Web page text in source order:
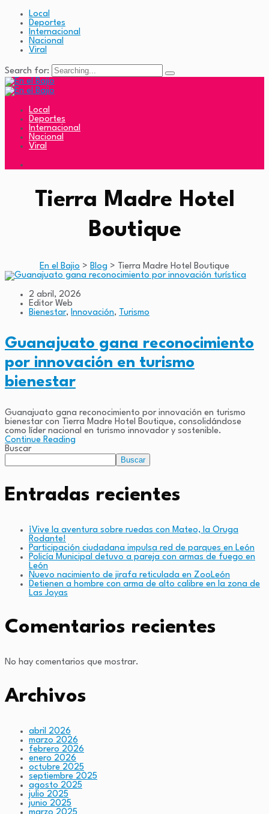
Local
Deportes
Internacional
Nacional
Viral
Search for:
Local
Deportes
Internacional
Nacional
Viral
Tierra Madre Hotel
Boutique
En el Bajio > Blog > Tierra Madre Hotel Boutique
2 abril, 2026
Editor Web
Bienestar, Innovación, Turismo
Guanajuato gana reconocimiento
por innovación en turismo
bienestar
Guanajuato gana reconocimiento por innovación en turismo
bienestar con Tierra Madre Hotel Boutique, consolidándose
como líder nacional en turismo innovador y sostenible.
Continue Reading
Buscar
Buscar
Entradas recientes
¡Vive la aventura sobre ruedas con Mateo, la Oruga
Rodante!
Participación ciudadana impulsa red de parques en León
Policía Municipal detuvo a pareja con armas de fuego en
León
Nuevo nacimiento de jirafa reticulada en ZooLeón
Detienen a hombre con arma de alto calibre en la zona de
Las Joyas
Comentarios recientes
No hay comentarios que mostrar.
Archivos
abril 2026
marzo 2026
febrero 2026
enero 2026
octubre 2025
septiembre 2025
agosto 2025
julio 2025
junio 2025